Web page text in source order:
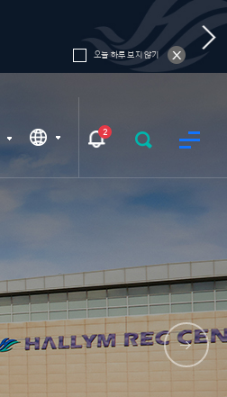
오늘 하루 보지 않기
2